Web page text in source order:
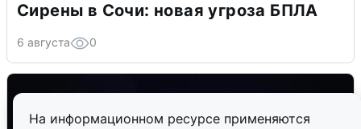
На информационном ресурсе применяются
Сирены в Сочи: новая угроза БПЛА
6 августа 0